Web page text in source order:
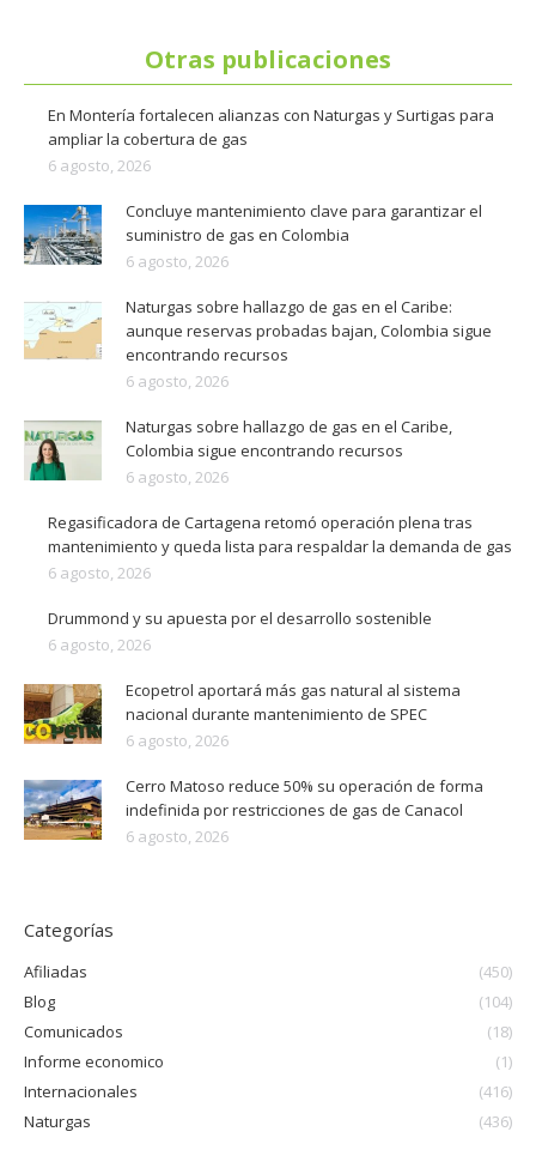
Otras publicaciones
En Montería fortalecen alianzas con Naturgas y Surtigas para
ampliar la cobertura de gas
6 agosto, 2026
Concluye mantenimiento clave para garantizar el
suministro de gas en Colombia
6 agosto, 2026
Naturgas sobre hallazgo de gas en el Caribe:
aunque reservas probadas bajan, Colombia sigue
encontrando recursos
6 agosto, 2026
Naturgas sobre hallazgo de gas en el Caribe,
Colombia sigue encontrando recursos
6 agosto, 2026
Regasificadora de Cartagena retomó operación plena tras
mantenimiento y queda lista para respaldar la demanda de gas
6 agosto, 2026
Drummond y su apuesta por el desarrollo sostenible
6 agosto, 2026
Ecopetrol aportará más gas natural al sistema
nacional durante mantenimiento de SPEC
6 agosto, 2026
Cerro Matoso reduce 50% su operación de forma
indefinida por restricciones de gas de Canacol
6 agosto, 2026
Categorías
Afiliadas
(450)
Blog
(104)
Comunicados
(18)
Informe economico
(1)
Internacionales
(416)
Naturgas
(436)